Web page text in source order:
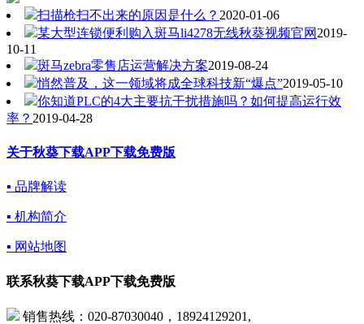
扫描枪扫不出来的原因是什么？ 2020-01-06
某大型连锁便利购入斑马li4278无线秋葵视频官网 2019-
10-11
斑马zebra零售店运营解决方案2019-08-24
悄然普及，这一领域将成全球科技新“爆点”2019-05-10
你知道PLC的4大主要抗干扰措施吗？如何提高运行效
率？ 2019-04-28
关于秋葵下载APP下载免费版
▪ 品牌解读
▪ 机构简介
▪ 网站地图
联系秋葵下载APP下载免费版
销售热线：020-87030040，18924129201,